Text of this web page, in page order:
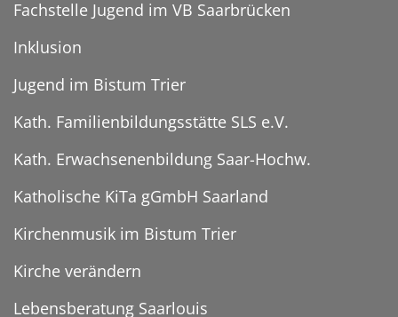
Fachstelle Jugend im VB Saarbrücken
Inklusion
Jugend im Bistum Trier
Kath. Familienbildungsstätte SLS e.V.
Kath. Erwachsenenbildung Saar-Hochw.
Katholische KiTa gGmbH Saarland
Kirchenmusik im Bistum Trier
Kirche verändern
Lebensberatung Saarlouis